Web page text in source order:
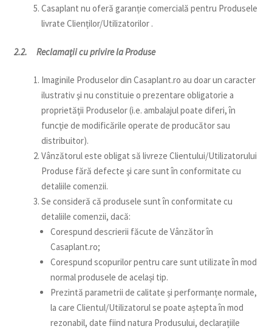
Casaplant nu oferă garanție comercială pentru Produsele
livrate Clienților/Utilizatorilor .
2.2. Reclamaţii cu privire la Produse
Imaginile Produselor din Casaplant.ro au doar un caracter
ilustrativ şi nu constituie o prezentare obligatorie a
proprietăţii Produselor (i.e. ambalajul poate diferi, în
funcţie de modificările operate de producător sau
distribuitor).
Vânzătorul este obligat să livreze Clientului/Utilizatorului
Produse fără defecte şi care sunt în conformitate cu
detaliile comenzii.
Se consideră că produsele sunt în conformitate cu
detaliile comenzii, dacă:
Corespund descrierii făcute de Vânzător în
Casaplant.ro;
Corespund scopurilor pentru care sunt utilizate în mod
normal produsele de același tip.
Prezintă parametrii de calitate și performanțe normale,
la care Clientul/Utilizatorul se poate aștepta în mod
rezonabil, date fiind natura Produsului, declarațiile